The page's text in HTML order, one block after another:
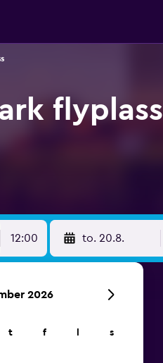
flyplass
12:00 to. 20.8.
2026
t f s